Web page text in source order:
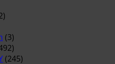
(3)
(245)